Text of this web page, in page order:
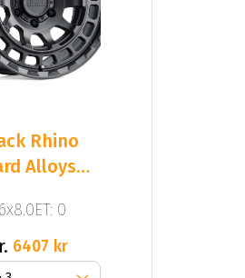
Rhino
Alloys
0
6407 kr